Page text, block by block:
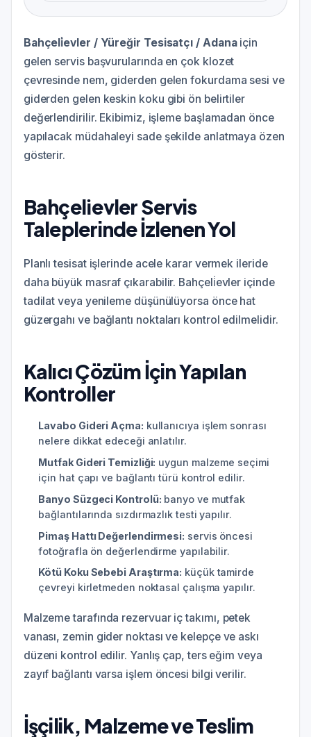
Bahçeli̇evler / Yüreğir Tesisatçı / Adanaiçin
gelen servis başvurularında en çok klozet
çevresinde nem, giderden gelen fokurdama sesi ve
giderden gelen keskin koku gibi ön belirtiler
değerlendirilir. Ekibimiz, işleme başlamadan önce
yapılacak müdahaleyi sade şekilde anlatmaya özen
gösterir.
Bahçeli̇evler Servis
Taleplerinde İzlenen Yol
Planlı tesisat işlerinde acele karar vermek ileride
daha büyük masraf çıkarabilir. Bahçeli̇evler içinde
tadilat veya yenileme düşünülüyorsa önce hat
güzergahı ve bağlantı noktaları kontrol edilmelidir.
Kalıcı Çözüm İçin Yapılan
Kontroller
Lavabo Gideri Açma: kullanıcıya işlem sonrası
nelere dikkat edeceği anlatılır.
Mutfak Gideri Temizliği: uygun malzeme seçimi
için hat çapı ve bağlantı türü kontrol edilir.
Banyo Süzgeci Kontrolü: banyo ve mutfak
bağlantılarında sızdırmazlık testi yapılır.
Pimaş Hattı Değerlendirmesi: servis öncesi
fotoğrafla ön değerlendirme yapılabilir.
Kötü Koku Sebebi Araştırma: küçük tamirde
çevreyi kirletmeden noktasal çalışma yapılır.
Malzeme tarafında rezervuar iç takımı, petek
vanası, zemin gider noktası ve kelepçe ve askı
düzeni kontrol edilir. Yanlış çap, ters eğim veya
zayıf bağlantı varsa işlem öncesi bilgi verilir.
İşçilik, Malzeme ve Teslim